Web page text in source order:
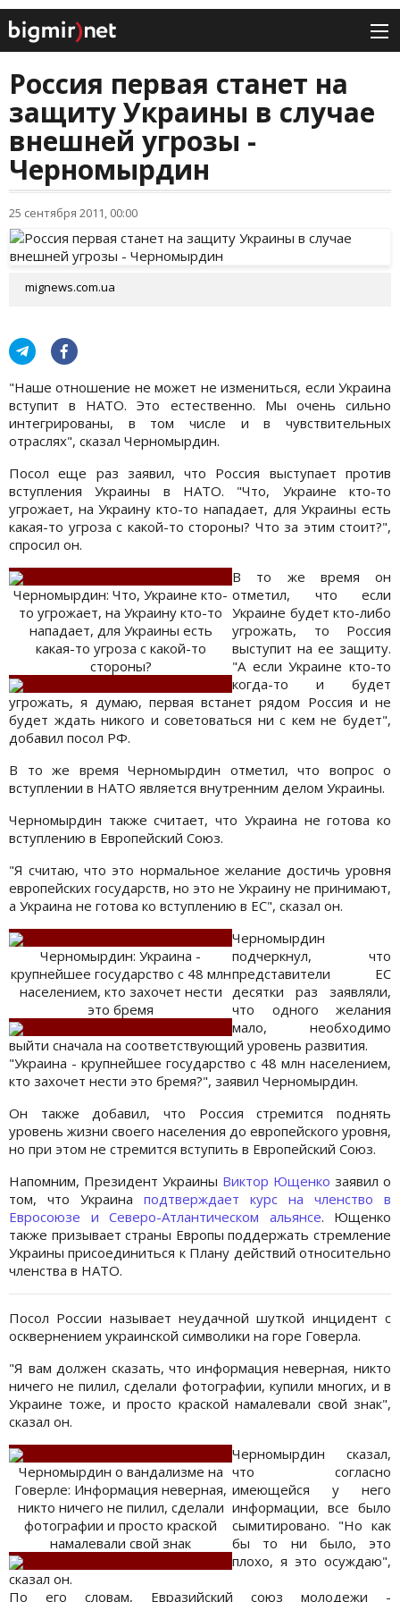
Россия первая станет на
защиту Украины в случае
внешней угрозы -
Черномырдин
25 сентября 2011, 00:00
mignews.com.ua
"Наше отношение не может не измениться, если Украина
вступит в НАТО. Это естественно. Мы очень сильно
интегрированы, в том числе и в чувствительных
отраслях", сказал Черномырдин.
Посол еще раз заявил, что Россия выступает против
вступления Украины в НАТО. "Что, Украине кто-то
угрожает, на Украину кто-то нападает, для Украины есть
какая-то угроза с какой-то стороны? Что за этим стоит?",
спросил он.
Черномырдин: Что, Украине кто-
то угрожает, на Украину кто-то
нападает, для Украины есть
какая-то угроза с какой-то
стороны?
В то же время он
отметил, что если
Украине будет кто-либо
угрожать, то Россия
выступит на ее защиту.
"А если Украине кто-то
когда-то и будет
угрожать, я думаю, первая встанет рядом Россия и не
будет ждать никого и советоваться ни с кем не будет",
добавил посол РФ.
В то же время Черномырдин отметил, что вопрос о
вступлении в НАТО является внутренним делом Украины.
Черномырдин также считает, что Украина не готова ко
вступлению в Европейский Союз.
"Я считаю, что это нормальное желание достичь уровня
европейских государств, но это не Украину не принимают,
а Украина не готова ко вступлению в ЕС", сказал он.
Черномырдин: Украина -
крупнейшее государство с 48 млн
населением, кто захочет нести
это бремя
Черномырдин
подчеркнул, что
представители ЕС
десятки раз заявляли,
что одного желания
мало, необходимо
выйти сначала на соответствующий уровень развития.
"Украина - крупнейшее государство с 48 млн населением,
кто захочет нести это бремя?", заявил Черномырдин.
Он также добавил, что Россия стремится поднять
уровень жизни своего населения до европейского уровня,
но при этом не стремится вступить в Европейский Союз.
Напомним, Президент Украины Виктор Ющенко заявил о
том, что Украина подтверждает курс на членство в
Евросоюзе и Северо-Атлантическом альянсе. Ющенко
также призывает страны Европы поддержать стремление
Украины присоединиться к Плану действий относительно
членства в НАТО.
Посол России называет неудачной шуткой инцидент с
осквернением украинской символики на горе Говерла.
"Я вам должен сказать, что информация неверная, никто
ничего не пилил, сделали фотографии, купили многих, и в
Украине тоже, и просто краской намалевали свой знак",
сказал он.
Черномырдин о вандализме на
Говерле: Информация неверная,
никто ничего не пилил, сделали
фотографии и просто краской
намалевали свой знак
Черномырдин сказал,
что согласно
имеющейся у него
информации, все было
сымитировано. "Но как
бы то ни было, это
плохо, я это осуждаю",
сказал он.
По его словам, Евразийский союз молодежи -